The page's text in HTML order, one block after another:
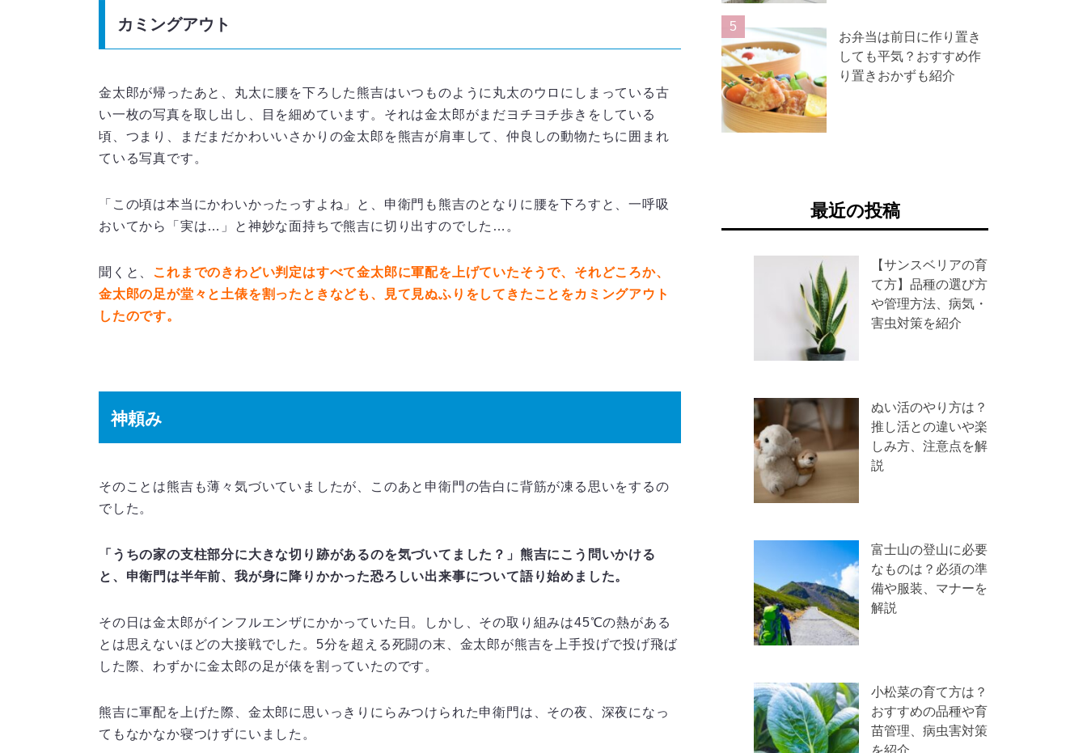
カミングアウト
金太郎が帰ったあと、丸太に腰を下ろした熊吉はいつものように丸太のウロにしまっている古
い一枚の写真を取し出し、目を細めています。それは金太郎がまだヨチヨチ歩きをしている
頃、つまり、まだまだかわいいさかりの金太郎を熊吉が肩車して、仲良しの動物たちに囲まれ
ている写真です。
「この頃は本当にかわいかったっすよね」と、申衛門も熊吉のとなりに腰を下ろすと、一呼吸
おいてから「実は…」と神妙な面持ちで熊吉に切り出すのでした…。
聞くと、 これまでのきわどい判定はすべて金太郎に軍配を上げていたそうで、それどころか、
金太郎の足が堂々と土俵を割ったときなども、見て見ぬふりをしてきたことをカミングアウト
したのです。
神頼み
そのことは熊吉も薄々気づいていましたが、このあと申衛門の告白に背筋が凍る思いをするの
でした。
「うちの家の支柱部分に大きな切り跡があるのを気づいてました？」熊吉にこう問いかける
と、申衛門は半年前、我が身に降りかかった恐ろしい出来事について語り始めました。
その日は金太郎がインフルエンザにかかっていた日。しかし、その取り組みは45℃の熱がある
とは思えないほどの大接戦でした。5分を超える死闘の末、金太郎が熊吉を上手投げで投げ飛ば
した際、わずかに金太郎の足が俵を割っていたのです。
熊吉に軍配を上げた際、金太郎に思いっきりにらみつけられた申衛門は、その夜、深夜になっ
てもなかなか寝つけずにいました。
お弁当は前日に作り置き
しても平気？おすすめ作
り置きおかずも紹介
最近の投稿
【サンスベリアの育
て方】品種の選び方
や管理方法、病気・
害虫対策を紹介
ぬい活のやり方は？
推し活との違いや楽
しみ方、注意点を解
説
富士山の登山に必要
なものは？必須の準
備や服装、マナーを
解説
小松菜の育て方は？
おすすめの品種や育
苗管理、病虫害対策
を紹介